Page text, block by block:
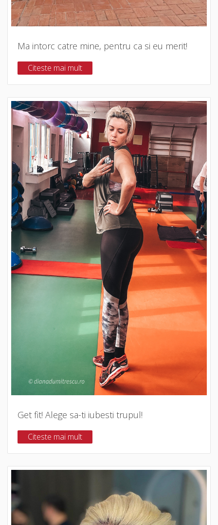
Ma intorc catre mine, pentru ca si eu merit!
Citeste mai mult
Get fit! Alege sa-ti iubesti trupul!
Citeste mai mult